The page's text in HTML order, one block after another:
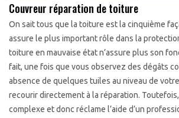
Couvreur réparation de toiture
On sait tous que la toiture est la cinquième
assure le plus important rôle dans la
toiture en mauvaise état n’assure plus son
fait, une fois que vous observez des dégâts
absence de quelques tuiles au niveau de
recourir directement à la réparation.
complexe et donc réclame l’aide d’un